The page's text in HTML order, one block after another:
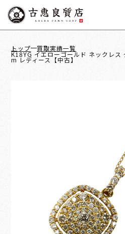
トップ 買取実績一覧
K18YG イエローゴールド ネックレ
m レディース【中古】